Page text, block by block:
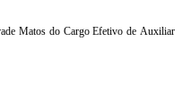
Matos do Cargo Efetivo de Auxiliar